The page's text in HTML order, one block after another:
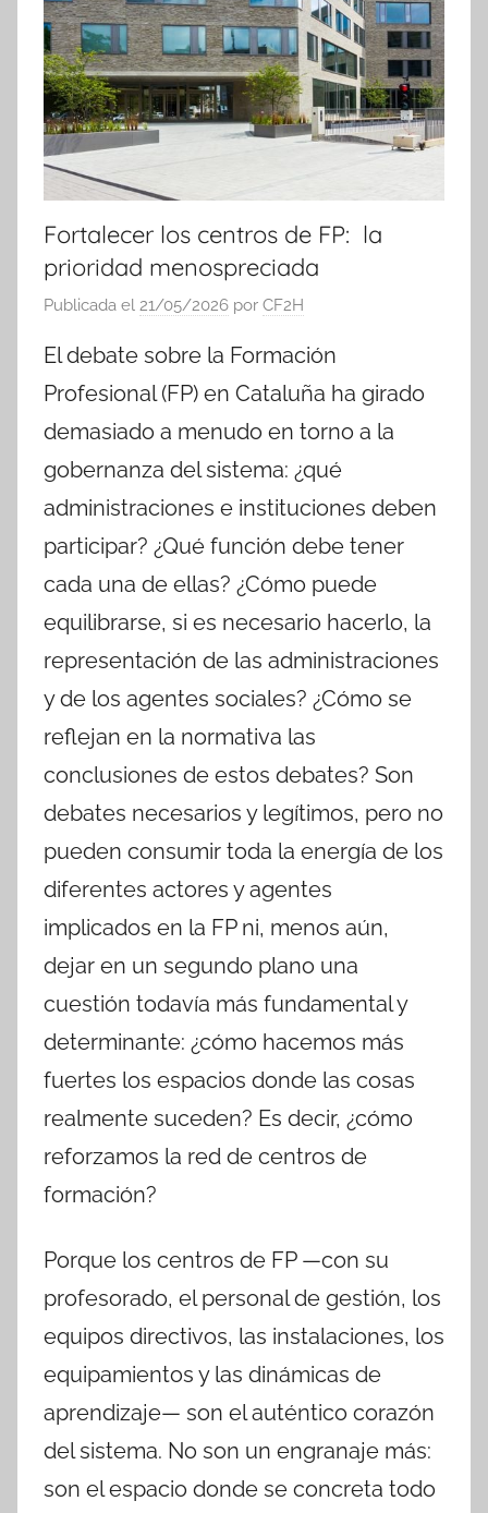
Fortalecer los centros de FP: la
prioridad menospreciada
Publicada el 21/05/2026 por CF2H
El debate sobre la Formación
Profesional (FP) en Cataluña ha girado
demasiado a menudo en torno a la
gobernanza del sistema: ¿qué
administraciones e instituciones deben
participar? ¿Qué función debe tener
cada una de ellas? ¿Cómo puede
equilibrarse, si es necesario hacerlo, la
representación de las administraciones
y de los agentes sociales? ¿Cómo se
reflejan en la normativa las
conclusiones de estos debates? Son
debates necesarios y legítimos, pero no
pueden consumir toda la energía de los
diferentes actores y agentes
implicados en la FP ni, menos aún,
dejar en un segundo plano una
cuestión todavía más fundamental y
determinante: ¿cómo hacemos más
fuertes los espacios donde las cosas
realmente suceden? Es decir, ¿cómo
reforzamos la red de centros de
formación?
Porque los centros de FP —con su
profesorado, el personal de gestión, los
equipos directivos, las instalaciones, los
equipamientos y las dinámicas de
aprendizaje— son el auténtico corazón
del sistema. No son un engranaje más:
son el espacio donde se concreta todo